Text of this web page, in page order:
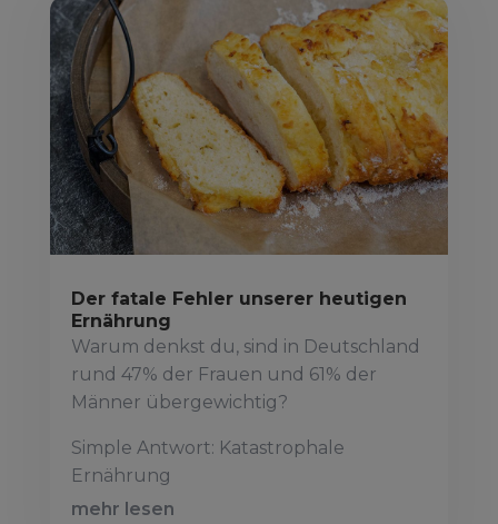
Der fatale Fehler unserer heutigen
Ernährung
Warum denkst du, sind in Deutschland
rund 47% der Frauen und 61% der
Männer übergewichtig?
Simple Antwort: Katastrophale
Ernährung
mehr lesen